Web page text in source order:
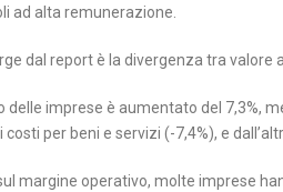
ad alta remunerazione.
dal report è la divergenza tra valore
delle imprese è aumentato del 7,3%,
per beni e servizi (-7,4%), e
margine operativo, molte imprese